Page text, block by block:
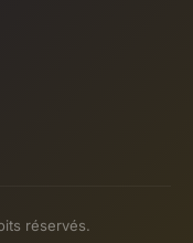
réservés.